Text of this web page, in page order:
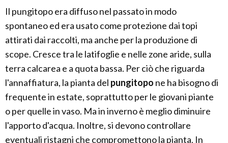
Il pungitopo era diffuso nel passato in modo
spontaneo ed era usato come protezione dai topi
attirati dai raccolti, ma anche per la produzione di
scope. Cresce tra le latifoglie e nelle zone aride, sulla
terra calcarea e a quota bassa. Per ciò che riguarda
l'annaffiatura, la pianta del pungitopo ne ha bisogno di
frequente in estate, soprattutto per le giovani piante
o per quelle in vaso. Ma in inverno è meglio diminuire
l'apporto d'acqua. Inoltre, si devono controllare
eventuali ristagni che compromettono la pianta. In